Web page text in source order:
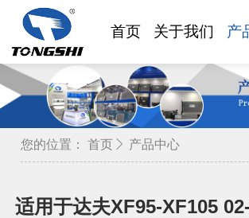
首页 关于我们 产
您的位置： 首页 产品中心
适用于达夫XF95-XF105